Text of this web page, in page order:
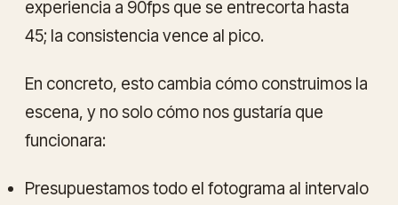
experiencia a 90fps que se entrecorta hasta
45; la consistencia vence al pico.
En concreto, esto cambia cómo construimos la
escena, y no solo cómo nos gustaría que
funcionara:
Presupuestamos todo el fotograma al intervalo